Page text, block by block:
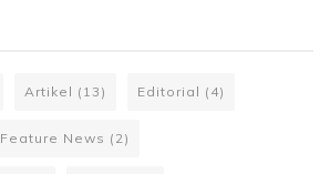
Artikel (13) Editorial (4)
Feature News (2)